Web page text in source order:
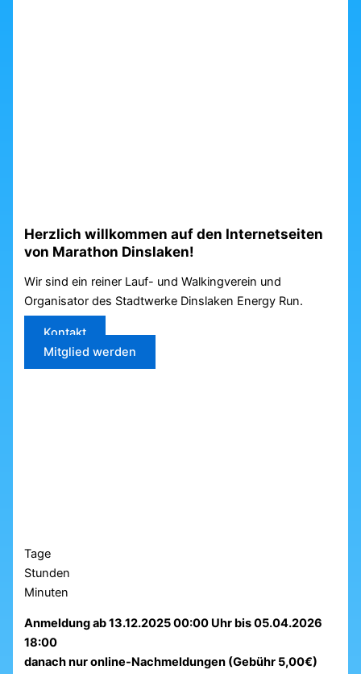
Herzlich willkommen auf den Internetseiten
von Marathon Dinslaken!
Wir sind ein reiner Lauf- und Walkingverein und
Organisator des Stadtwerke Dinslaken Energy Run.
Kontakt
Mitglied werden
Tage
Stunden
Minuten
Anmeldung ab 13.12.2025 00:00 Uhr bis 05.04.2026
18:00
danach nur online-Nachmeldungen (Gebühr 5,00€)